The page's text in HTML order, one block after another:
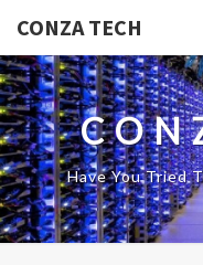
CONZA TECH
Have You Tried